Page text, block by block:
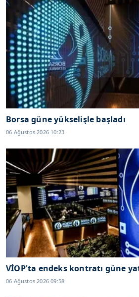
Borsa güne yükselişle başladı
06 Ağustos 2026 10:23
VİOP'ta endeks kontratı güne
06 Ağustos 2026 09:58